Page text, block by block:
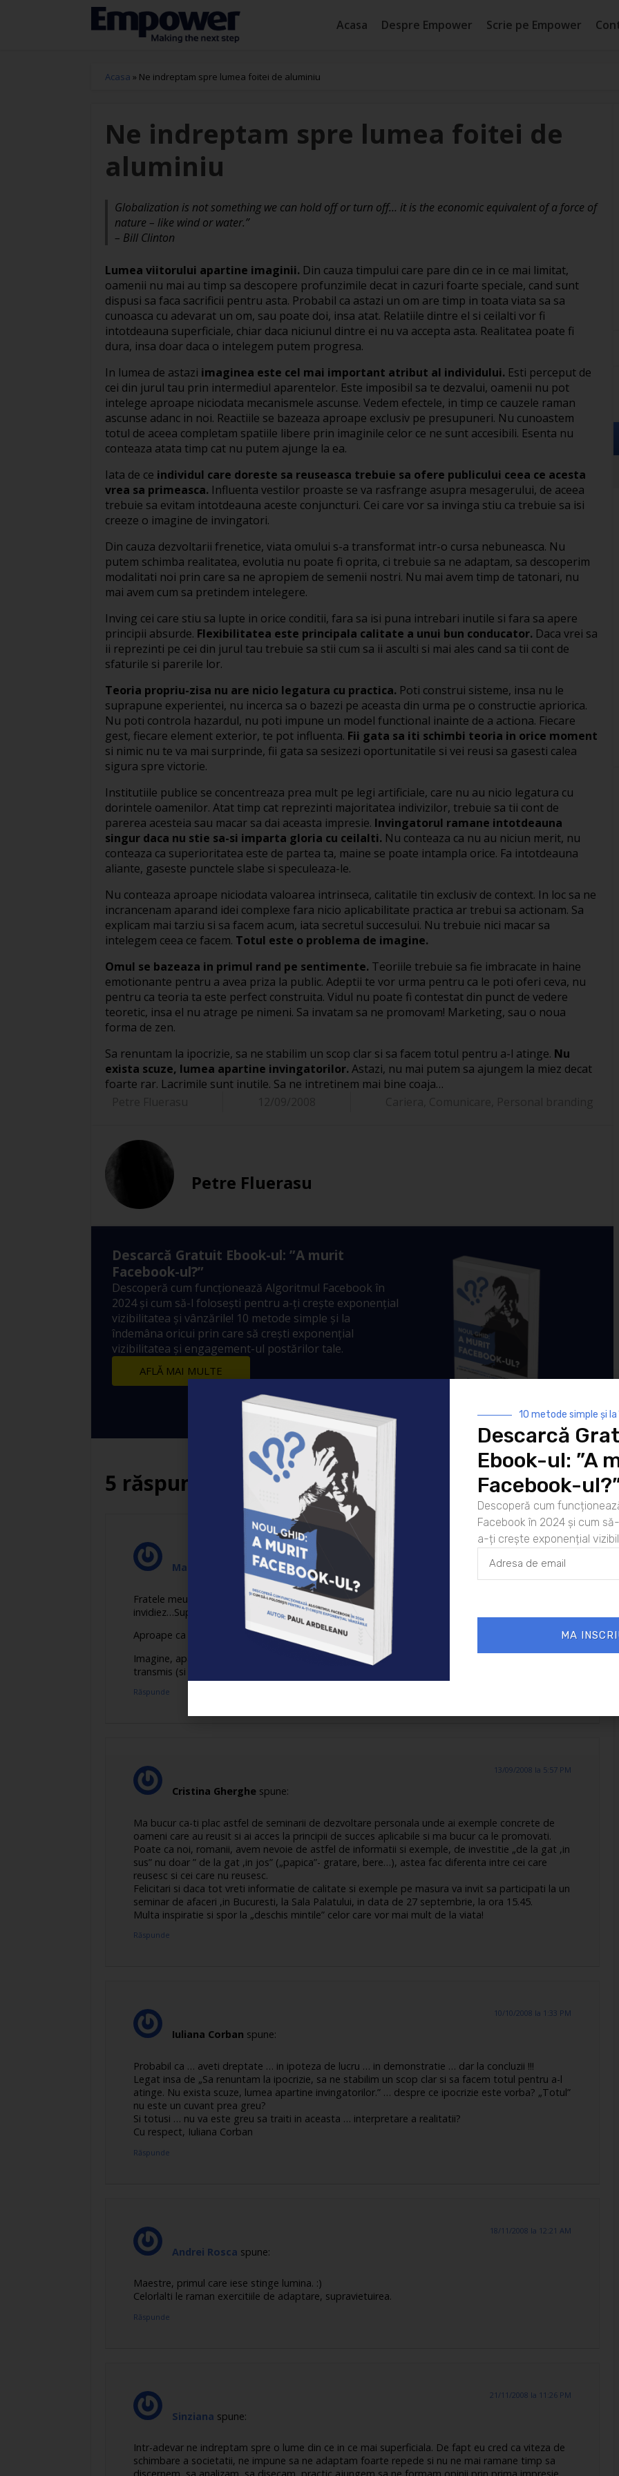
Acasa Despre Empower Scrie pe Empower
Acasa » Ne indreptam spre lumea foitei de aluminiu
Ne indreptam spre lumea foitei de
aluminiu
Globalization is not something we can hold off or turn off… it is the economic equivalent of a force of
nature – like wind or water.”
– Bill Clinton
Lumea viitorului apartine imaginii. Din cauza timpului care pare din ce in ce mai limitat,
oamenii nu mai au timp sa descopere profunzimile decat in cazuri foarte speciale, cand sunt
dispusi sa faca sacrificii pentru asta. Probabil ca astazi un om are timp in toata viata sa sa
cunoasca cu adevarat un om, sau poate doi, insa atat. Relatiile dintre el si ceilalti vor fi
intotdeauna superficiale, chiar daca niciunul dintre ei nu va accepta asta. Realitatea poate fi
dura, insa doar daca o intelegem putem progresa.
In lumea de astazi imaginea este cel mai important atribut al individului. Esti perceput de
cei din jurul tau prin intermediul aparentelor. Este imposibil sa te dezvalui, oamenii nu pot
intelege aproape niciodata mecanismele ascunse. Vedem efectele, in timp ce cauzele raman
ascunse adanc in noi. Reactiile se bazeaza aproape exclusiv pe presupuneri. Nu cunoastem
totul de aceea completam spatiile libere prin imaginile celor ce ne sunt accesibili. Esenta nu
conteaza atata timp cat nu putem ajunge la ea.
Iata de ce individul care doreste sa reuseasca trebuie sa ofere publicului ceea ce acesta
vrea sa primeasca. Influenta vestilor proaste se va rasfrange asupra mesagerului, de aceea
trebuie sa evitam intotdeauna aceste conjuncturi. Cei care vor sa invinga stiu ca trebuie sa isi
creeze o imagine de invingatori.
Din cauza dezvoltarii frenetice, viata omului s-a transformat intr-o cursa nebuneasca. Nu
putem schimba realitatea, evolutia nu poate fi oprita, ci trebuie sa ne adaptam, sa descoperim
modalitati noi prin care sa ne apropiem de semenii nostri. Nu mai avem timp de tatonari, nu
mai avem cum sa pretindem intelegere.
Inving cei care stiu sa lupte in orice conditii, fara sa isi puna intrebari inutile si fara sa apere
principii absurde. Flexibilitatea este principala calitate a unui bun conducator. Daca vrei sa
ii reprezinti pe cei din jurul tau trebuie sa stii cum sa ii asculti si mai ales cand sa tii cont de
sfaturile si parerile lor.
Teoria propriu-zisa nu are nicio legatura cu practica. Poti construi sisteme, insa nu le
suprapune experientei, nu incerca sa o bazezi pe aceasta din urma pe o constructie apriorica.
Nu poti controla hazardul, nu poti impune un model functional inainte de a actiona. Fiecare
gest, fiecare element exterior, te pot influenta. Fii gata sa iti schimbi teoria in orice moment
si nimic nu te va mai surprinde, fii gata sa sesizezi oportunitatile si vei reusi sa gasesti calea
sigura spre victorie.
Institutiile publice se concentreaza prea mult pe legi artificiale, care nu au nicio legatura cu
dorintele oamenilor. Atat timp cat reprezinti majoritatea indivizilor, trebuie sa tii cont de
parerea acesteia sau macar sa dai aceasta impresie. Invingatorul ramane intotdeauna
singur daca nu stie sa-si imparta gloria cu ceilalti. Nu conteaza ca nu au niciun merit, nu
conteaza ca superioritatea este de partea ta, maine se poate intampla orice. Fa intotdeauna
aliante, gaseste punctele slabe si speculeaza-le.
Nu conteaza aproape niciodata valoarea intrinseca, calitatile tin exclusiv de context. In loc sa ne
incrancenam aparand idei complexe fara nicio aplicabilitate practica ar trebui sa actionam. Sa
explicam mai tarziu si sa facem acum, iata secretul succesului. Nu trebuie nici macar sa
intelegem ceea ce facem. Totul este o problema de imagine.
Omul se bazeaza in primul rand pe sentimente. Teoriile trebuie sa fie imbracate in haine
emotionante pentru a avea priza la public. Adeptii te vor urma pentru ca le poti oferi ceva, nu
pentru ca teoria ta este perfect construita. Vidul nu poate fi contestat din punct de vedere
teoretic, insa el nu atrage pe nimeni. Sa invatam sa ne promovam! Marketing, sau o noua
forma de zen.
Sa renuntam la ipocrizie, sa ne stabilim un scop clar si sa facem totul pentru a-l atinge. Nu
exista scuze, lumea apartine invingatorilor. Astazi, nu mai putem sa ajungem la miez decat
foarte rar. Lacrimile sunt inutile. Sa ne intretinem mai bine coaja…
Petre Fluerasu
Descarcă Gratuit Ebook-ul: ”A murit
Facebook-ul?”
Descoperă cum funcționează Algoritmul Facebook în
2024 și cum să-l folosești pentru a-ți crește exponențial
vizibilitatea și vânzările! 10 metode simple și la
îndemâna oricui prin care să crești exponențial
vizibilitatea și engagement-ul postărilor tale.
AFLĂ MAI MULTE
5 răspunsuri
Marius Stan spune:
13/09/2008 la 12:59 PM
Fratele meu, cum naiba de scrii articole asa de bune ? Si cel dinainte a fost tare…Serios, te
invidiez…Super felicitari !
Aproape ca nu mai am ce sa mai zic…o mostra de lume reala. Crud dar adevarat.
Imagine, aparente, adaptare, emotii…asta e ceea ce aratam lumii – si ce vad altii la noi. Greu de
transmis (si perceput) esenta interioara. Dar…mergem inainte !
Răspunde
Cristina Gherghe spune:
13/09/2008 la 5:57 PM
Ma bucur ca-ti plac astfel de seminarii de dezvoltare personala unde ai exemple concrete de
oameni care au reusit si ai acces la principii de succes aplicabile si ma bucur ca le promovati.
Poate ca noi, romanii, avem nevoie de astfel de informatii si exemple, de investitie „de la gat ,in
sus” nu doar ” de la gat ,in jos” („papica”- gratare, bere…), astea fac diferenta intre cei care
reusesc si cei care nu reusesc.
Felicitari si daca tot vreti informatie de calitate si exemple pe masura va invit sa participati la un
seminar de afaceri ,in Bucuresti, la Sala Palatului, in data de 27 septembrie, la ora 15.45.
Multa inspiratie si spor la „deschis mintile” celor care vor mai mult de la viata!
Răspunde
Iuliana Corban spune:
10/10/2008 la 1:33 PM
Probabil ca … aveti dreptate … in ipoteza de lucru … in demonstratie … dar la concluzii !!!
Legat insa de „Sa renuntam la ipocrizie, sa ne stabilim un scop clar si sa facem totul pentru a-l
atinge. Nu exista scuze, lumea apartine invingatorilor.” … despre ce ipocrizie este vorba? „Totul”
nu este un cuvant prea greu?
Si totusi … nu va este greu sa traiti in aceasta … interpretare a realitatii?
Cu respect, Iuliana Corban
Răspunde
Andrei Rosca spune:
18/11/2008 la 12:21 AM
Maestre, primul care iese stinge lumina. :)
Celorlalti le raman exercitiile de adaptare, supravietuirea.
Răspunde
Sinziana spune:
21/11/2008 la 11:26 PM
Intr-adevar ne indreptam spre o lume din ce in ce mai superficiala. De fapt eu cred ca viteza de
schimbare a societatii, ne impune sa ne adaptam foarte repede si nu ne mai ramane timp sa
10 metode simple și
Descarcă
Ebook-ul: ”A
Facebook-
Descoperă cum
Facebook în 2024 și cum
a-ți crește exponențial
MA